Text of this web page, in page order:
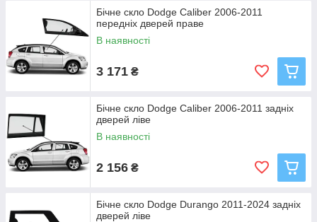
Бічне скло Dodge Caliber 2006-2011
передніх дверей праве
В наявності
3 171 ₴
Бічне скло Dodge Caliber 2006-2011 задніх
дверей ліве
В наявності
2 156 ₴
Бічне скло Dodge Durango 2011-2024 задніх
дверей ліве